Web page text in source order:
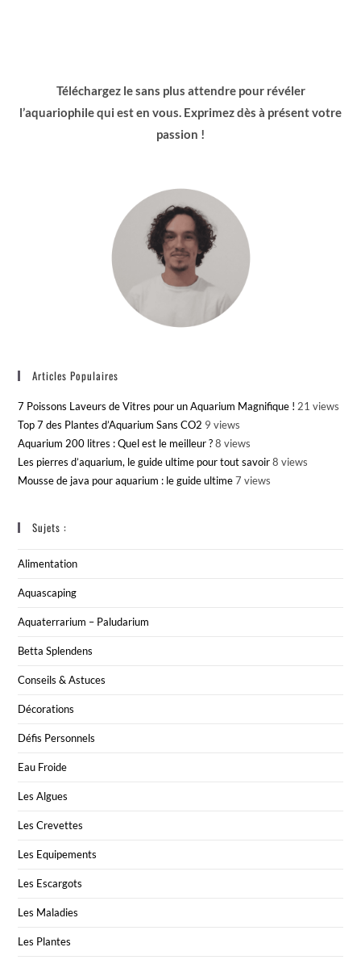
Téléchargez le sans plus attendre pour révéler
l’aquariophile qui est en vous. Exprimez dès à présent votre
passion !
Articles Populaires
7 Poissons Laveurs de Vitres pour un Aquarium Magnifique ! 21 views
Top 7 des Plantes d’Aquarium Sans CO2 9 views
Aquarium 200 litres : Quel est le meilleur ? 8 views
Les pierres d’aquarium, le guide ultime pour tout savoir 8 views
Mousse de java pour aquarium : le guide ultime 7 views
Sujets :
Alimentation
Aquascaping
Aquaterrarium – Paludarium
Betta Splendens
Conseils & Astuces
Décorations
Défis Personnels
Eau Froide
Les Algues
Les Crevettes
Les Equipements
Les Escargots
Les Maladies
Les Plantes